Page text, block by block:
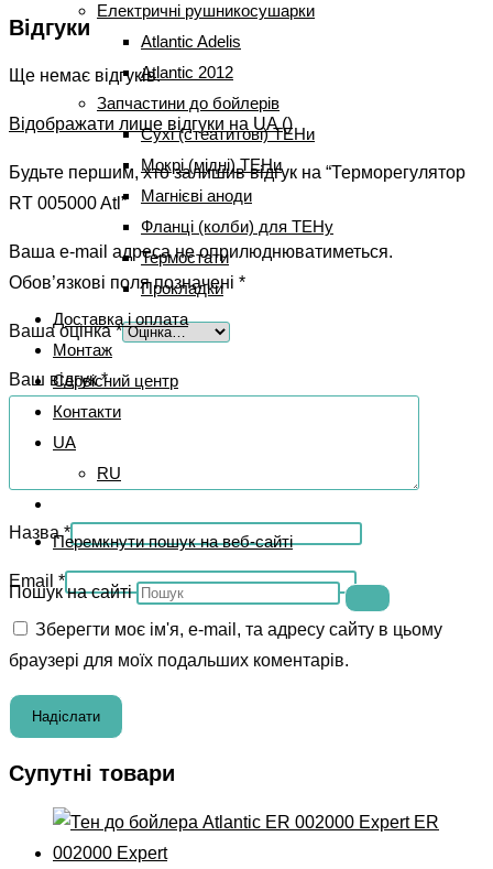
Електричні рушникосушарки
Atlantic Adelis
Atlantic 2012
Запчастини до бойлерів
Сухі (стеатитові) ТЕНи
Мокрі (мідні) ТЕНи
Магнієві аноди
Фланці (колби) для ТЕНу
Термостати
Прокладки
Доставка і оплата
Монтаж
Сервісний центр
Контакти
UA
RU
Перемкнути пошук на веб-сайті
Пошук на сайті
Відгуки
Ще немає відгуків.
Відображати лише відгуки на UA ()
Будьте першим, хто залишив відгук на “Терморегулятор
RT 005000 Atl”
Ваша e-mail адреса не оприлюднюватиметься.
Обов’язкові поля позначені *
Ваша оцінка*
Ваш відгук*
Назва*
Email *
Зберегти моє ім'я, e-mail, та адресу сайту в цьому
браузері для моїх подальших коментарів.
Супутні товари